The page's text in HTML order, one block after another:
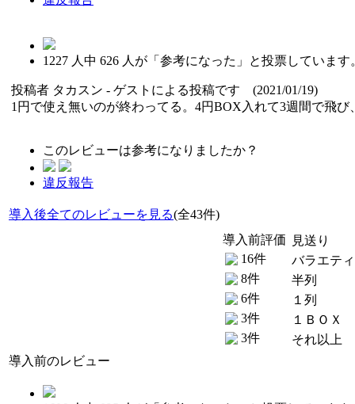
1227 人中 626 人が「参考になった」と投票しています
投稿者 タカスン - ゲストによる投稿です (2021/01/19)
1円で使え無いのが終わってる。4円BOX入れて3週間で飛
このレビューは参考になりましたか？
違反報告
導入後全てのレビューを見る(全43件)
導入前評価
16件
8件
6件
3件
3件
見送り
バラエティ
半列
１列
１ＢＯＸ
それ以上
導入前のレビュー